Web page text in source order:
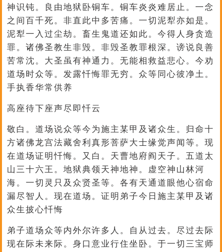
神识钝。良由地狱卧铜车。铜车炎炎难居止。一念
之间百千死。非直此中多苦痛。一切泥犁亦如是。
泥犁一入过尘劫。畜生鬼道还如此。今得人身贪造
罪。诸佛圣教生非毁。非毁圣教罪根深。谤说良善
苦常沈。大圣虽有神通力。无能相救益悲心。今劝
道场时众等。发露忏悔罪无穷。众等同心彼净土。
手执香华常供养
高座待下座声尽即忏云
敬白。道场说众等今为施主某甲及诸众生。归命十
方诸佛龙宫法藏舍利真形菩萨大士缘觉声闻等。现
在道场证明忏悔。又白。天曹地府阎天子。五道太
山三十六王。地狱典领天神地神。虚空神山林河
海。一切灵只及众贤圣等。各有天通道眼他心宿命
漏尽智人。现在道场。证明弟子今日施主某甲及诸
众生披心忏悔
弟子道场众等内外尔许多人。自从过去。尽过去际
现在际未来际。身口意业行住坐卧。于一切三宝师